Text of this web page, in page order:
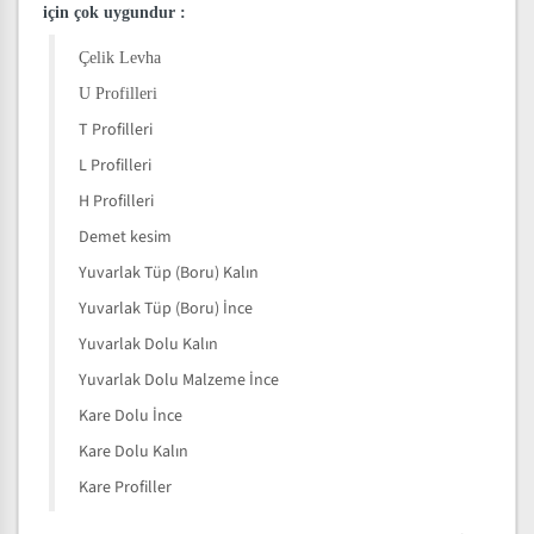
için çok uygundur :
Çelik Levha
U Profilleri
T Profilleri
L Profilleri
H Profilleri
Demet kesim
Yuvarlak Tüp (Boru) Kalın
Yuvarlak Tüp (Boru) İnce
Yuvarlak Dolu Kalın
Yuvarlak Dolu Malzeme İnce
Kare Dolu İnce
Kare Dolu Kalın
Kare Profiller